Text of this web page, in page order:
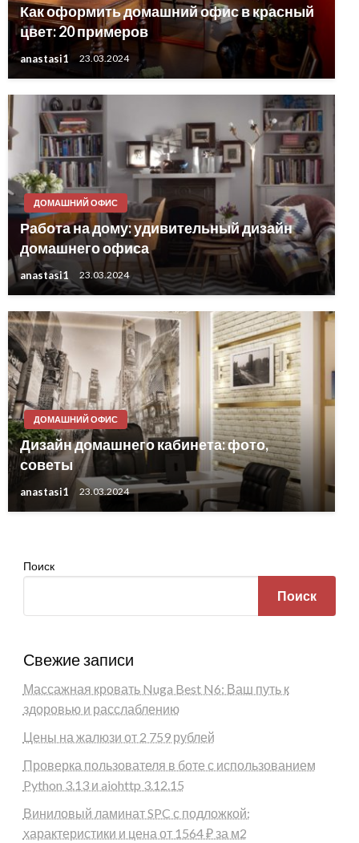
Как оформить домашний офис в красный
цвет: 20 примеров
anastasi1 23.03.2024
ДОМАШНИЙ ОФИС
Работа на дому: удивительный дизайн
домашнего офиса
anastasi1 23.03.2024
ДОМАШНИЙ ОФИС
Дизайн домашнего кабинета: фото,
советы
anastasi1 23.03.2024
Поиск
Поиск
Свежие записи
Массажная кровать Nuga Best N6: Ваш путь к
здоровью и расслаблению
Цены на жалюзи от 2 759 рублей
Проверка пользователя в боте с использованием
Python 3.13 и aiohttp 3.12.15
Виниловый ламинат SPC с подложкой:
характеристики и цена от 1564 ₽ за м2